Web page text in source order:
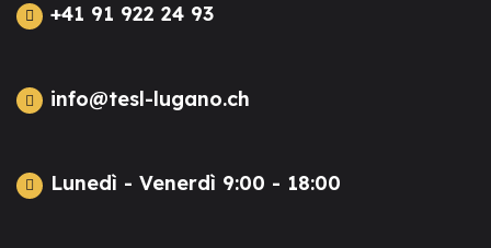
+41 91 922 24 93
info@tesl-lugano.ch
Lunedì - Venerdì 9:00 - 18:00